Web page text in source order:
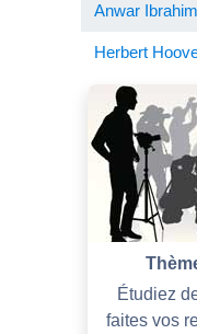
Anwar Ibrahim
Herbert
Étudiez
faites vos